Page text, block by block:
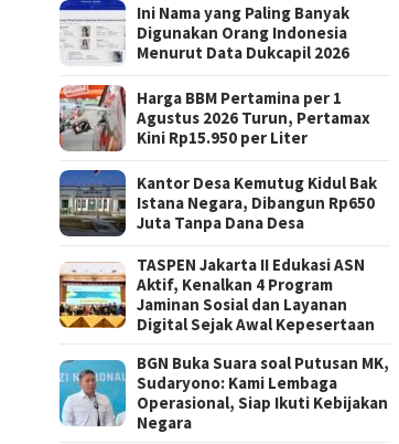
Ini Nama yang Paling Banyak
Digunakan Orang Indonesia
Menurut Data Dukcapil 2026
Harga BBM Pertamina per 1
Agustus 2026 Turun, Pertamax
Kini Rp15.950 per Liter
Kantor Desa Kemutug Kidul Bak
Istana Negara, Dibangun Rp650
Juta Tanpa Dana Desa
TASPEN Jakarta II Edukasi ASN
Aktif, Kenalkan 4 Program
Jaminan Sosial dan Layanan
Digital Sejak Awal Kepesertaan
BGN Buka Suara soal Putusan MK,
Sudaryono: Kami Lembaga
Operasional, Siap Ikuti Kebijakan
Negara